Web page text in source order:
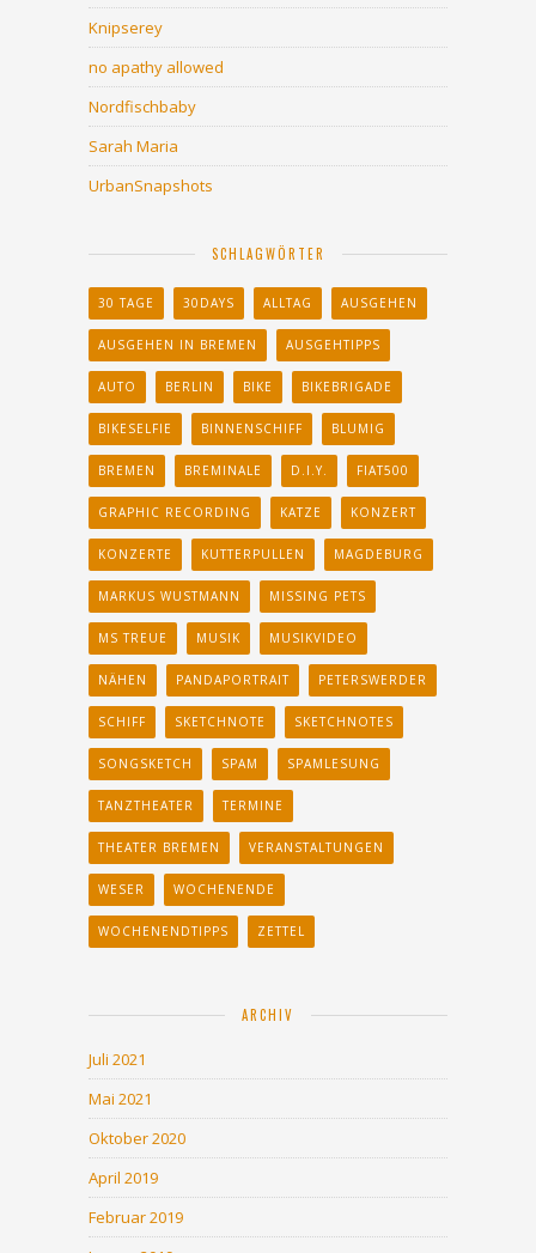
Knipserey
no apathy allowed
Nordfischbaby
Sarah Maria
UrbanSnapshots
SCHLAGWÖRTER
30 TAGE 30DAYS ALLTAG AUSGEHEN
AUSGEHEN IN BREMEN AUSGEHTIPPS
AUTO BERLIN BIKE BIKEBRIGADE
BIKESELFIE BINNENSCHIFF BLUMIG
BREMEN BREMINALE D.I.Y. FIAT500
GRAPHIC RECORDING KATZE KONZERT
KONZERTE KUTTERPULLEN MAGDEBURG
MARKUS WUSTMANN MISSING PETS
MS TREUE MUSIK MUSIKVIDEO
NÄHEN PANDAPORTRAIT PETERSWERDER
SCHIFF SKETCHNOTE SKETCHNOTES
SONGSKETCH SPAM SPAMLESUNG
TANZTHEATER TERMINE
THEATER BREMEN VERANSTALTUNGEN
WESER WOCHENENDE
WOCHENENDTIPPS ZETTEL
ARCHIV
Juli 2021
Mai 2021
Oktober 2020
April 2019
Februar 2019